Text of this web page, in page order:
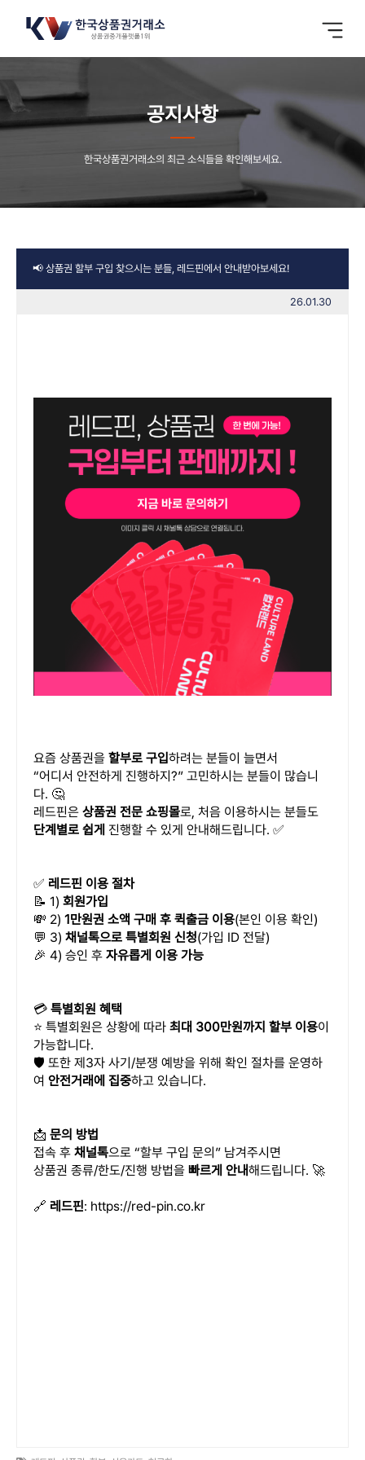
공지사항
한국상품권거래소의 최근 소식들을 확인해보세요.
📢 상품권 할부 구입 찾으시는 분들, 레드핀에서 안내받아보세요!
26.01.30
요즘 상품권을 할부로 구입하려는 분들이 늘면서
“어디서 안전하게 진행하지?” 고민하시는 분들이 많습니
다. 🤔
레드핀은 상품권 전문 쇼핑몰로, 처음 이용하시는 분들도
단계별로 쉽게 진행할 수 있게 안내해드립니다. ✅
✅ 레드핀 이용 절차
📝 1) 회원가입
💸 2) 1만원권 소액 구매 후 퀵출금 이용(본인 이용 확인)
💬 3) 채널톡으로 특별회원 신청(가입 ID 전달)
🎉 4) 승인 후 자유롭게 이용 가능
💳 특별회원 혜택
⭐ 특별회원은 상황에 따라 최대 300만원까지 할부 이용이
가능합니다.
🛡️ 또한 제3자 사기/분쟁 예방을 위해 확인 절차를 운영하
여 안전거래에 집중하고 있습니다.
📩 문의 방법
접속 후 채널톡으로 “할부 구입 문의” 남겨주시면
상품권 종류/한도/진행 방법을 빠르게 안내해드립니다. 🚀
🔗 레드핀: https://red-pin.co.kr